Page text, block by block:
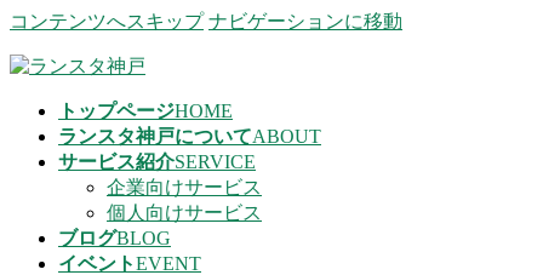
コンテンツへスキップ ナビゲーションに移動
トップページHOME
ランスタ神戸についてABOUT
サービス紹介SERVICE
企業向けサービス
個人向けサービス
ブログBLOG
イベントEVENT